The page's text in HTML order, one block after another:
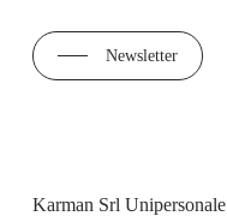
Newsletter
Karman Srl Unipersonale